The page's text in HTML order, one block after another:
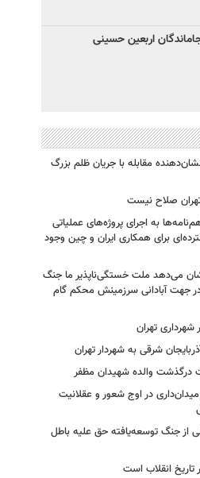
اربعین حسینی
مقابله با جریان ظلم بزرگ
تهران صلاح نیست
به اجرای پروژه‌های عملیاتی
برای همکاری ایران و چین وجود
می‌دهد ملت خستگی‌ناپذیر ما جنگ
جهت آبادانی سرزمینش محکم گام
شهرداری تهران
شرقی به شهردار تهران
درگذشت والده شهیدان مظفر
در اوج شعور و عقلانیت
از جنگ توسعه‌یافته حق علیه باطل
تاریخ انقلاب است